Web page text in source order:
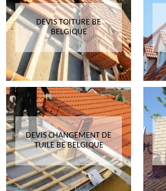
DEVIS TOITURE BE
BELGIQUE
DEVIS CHANGEMENT DE
TUILE BE BELGIQUE